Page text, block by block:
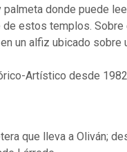
donde puede
estos templos. Sobre
un alfiz ubicado sobre
Artístico desde
que lleva a Oliván;